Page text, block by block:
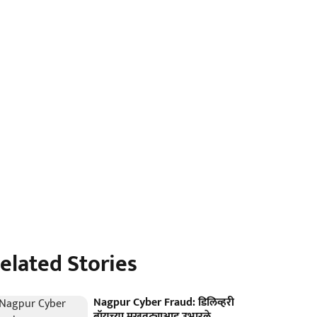
Stories
Nagpur Cyber Fraud: डिलिव्हरी